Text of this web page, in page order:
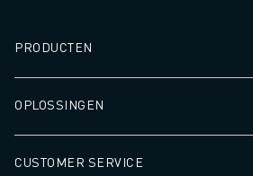
PRODUCTEN
OPLOSSINGEN
CUSTOMER SERVICE